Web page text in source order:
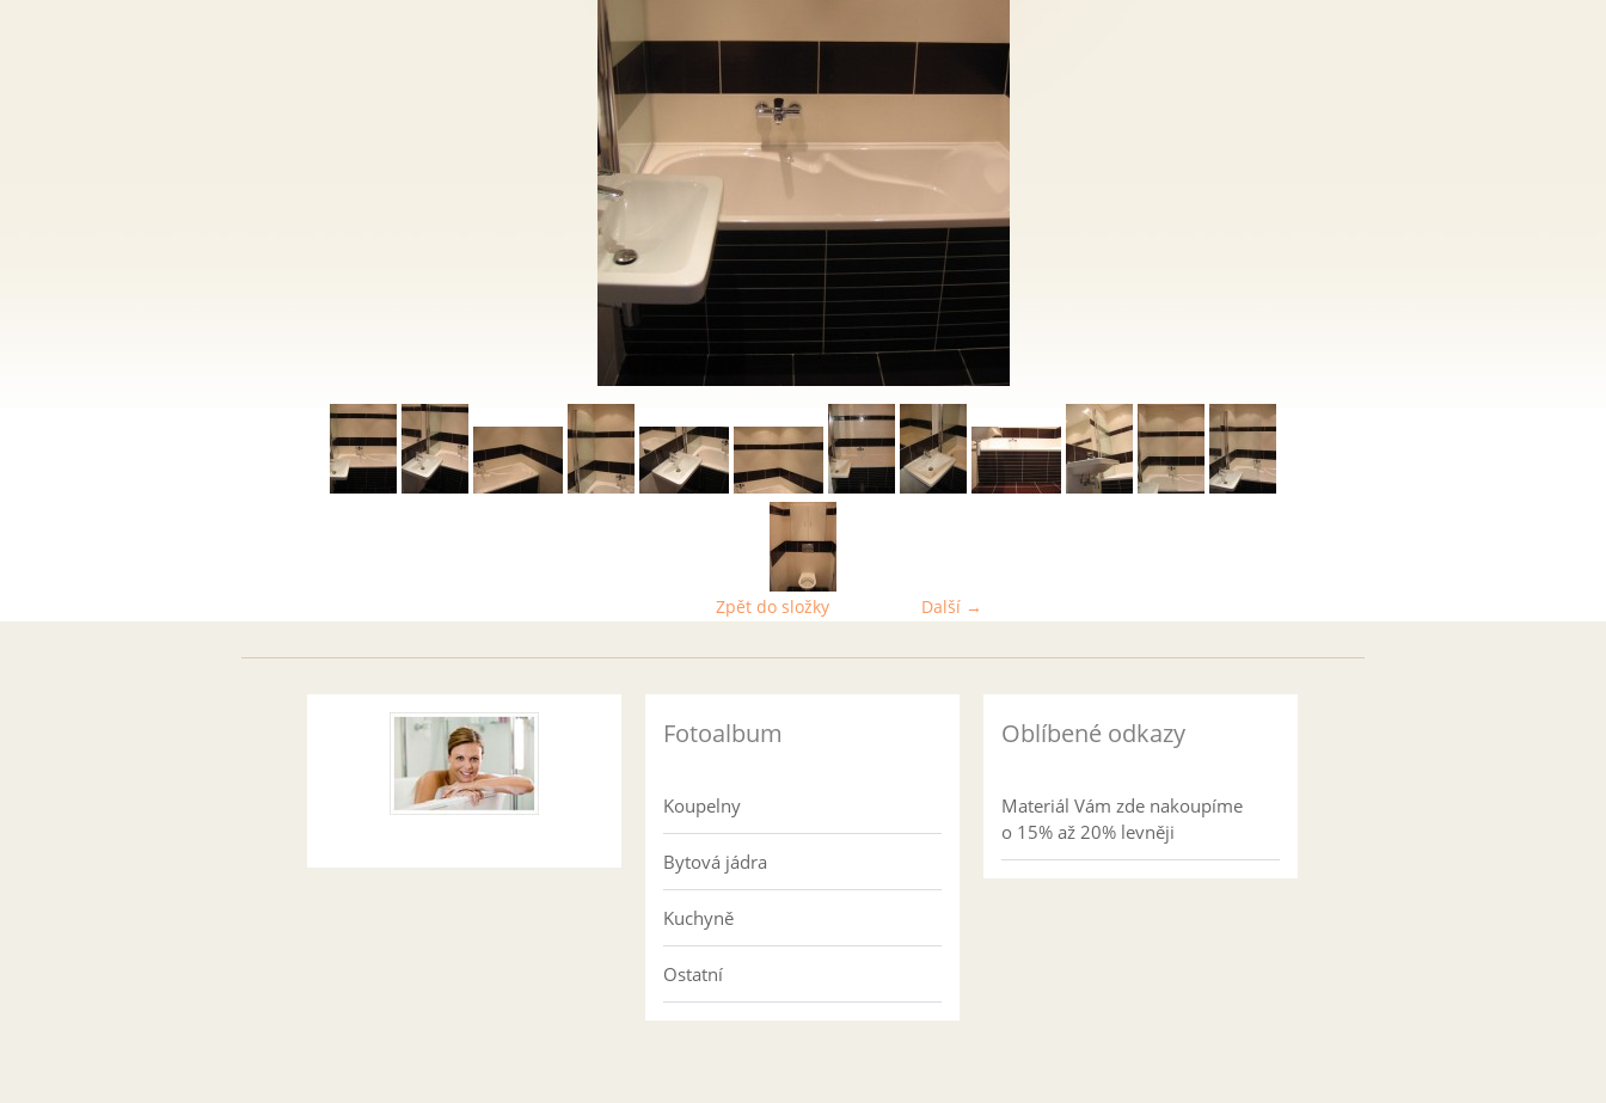
Další →
Zpět do složky
Fotoalbum
Koupelny
Bytová jádra
Kuchyně
Ostatní
Oblíbené odkazy
Materiál Vám zde nakoupíme
o 15% až 20% levněji